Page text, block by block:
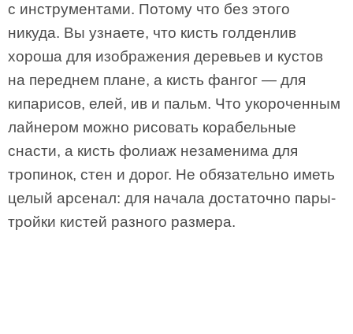
с инструментами. Потому что без этого
никуда. Вы узнаете, что кисть голденлив
хороша для изображения деревьев и кустов
на переднем плане, а кисть фангог — для
кипарисов, елей, ив и пальм. Что укороченным
лайнером можно рисовать корабельные
снасти, а кисть фолиаж незаменима для
тропинок, стен и дорог. Не обязательно иметь
целый арсенал: для начала достаточно пары-
тройки кистей разного размера.